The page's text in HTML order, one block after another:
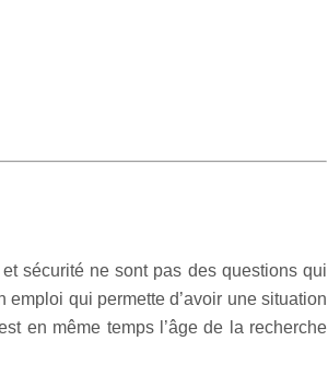
sécurité ne sont pas des questions qui
emploi qui permette d’avoir une situation
en même temps l’âge de la recherche